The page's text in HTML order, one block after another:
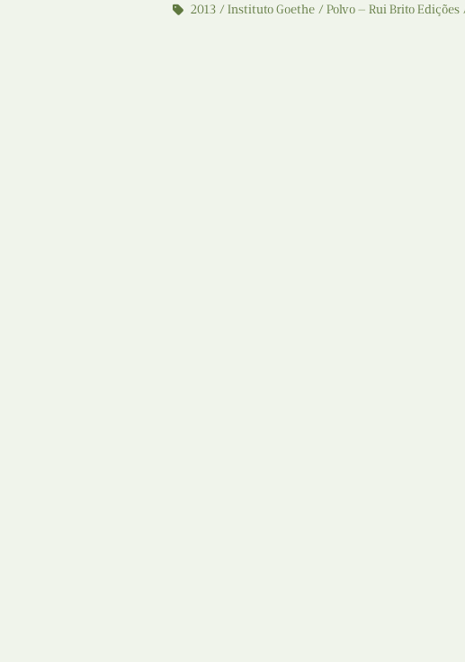
2013
Instituto Goethe Polvo — Rui Brito Edições